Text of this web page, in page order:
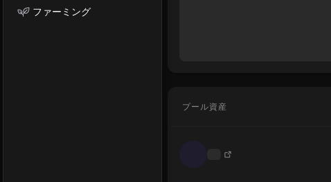
ファーミング
プール資産